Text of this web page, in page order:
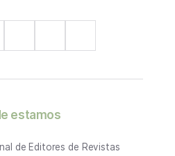
estamos
de Editores de Revistas